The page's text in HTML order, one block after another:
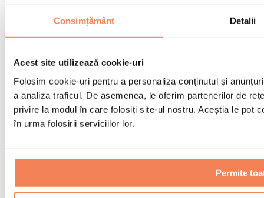
Consimțământ Detalii
Acest site utilizează cookie-uri
Folosim cookie-uri pentru a personaliza conținutul și
a analiza traficul. De asemenea, le oferim partenerilor de
privire la modul în care folosiți site-ul nostru. Aceștia le pot
în urma folosirii serviciilor lor.
Permite
Ajutoare pentru reabilitare
Pistoale de masaj
Genți și accesorii pentru alimente
Genți pentru sala de sport
Rucsacuri
Accesorii în funcție de activitate
Sporturi de contact
Terapie prin frig